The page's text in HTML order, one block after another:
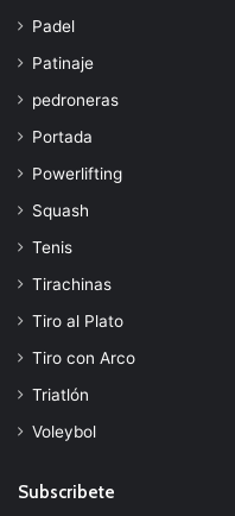
Padel
Patinaje
pedroneras
Portada
Powerlifting
Squash
Tenis
Tirachinas
Tiro al Plato
Tiro con Arco
Triatlón
Voleybol
Subscribete